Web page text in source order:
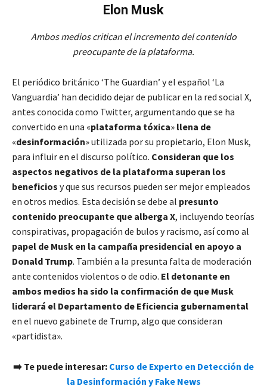
Elon Musk
Ambos medios critican el incremento del contenido
preocupante de la plataforma.
El periódico británico ‘The Guardian’ y el español ‘La
Vanguardia’ han decidido dejar de publicar en la red social X,
antes conocida como Twitter, argumentando que se ha
convertido en una «plataforma tóxica» llena de
«desinformación» utilizada por su propietario, Elon Musk,
para influir en el discurso político. Consideran que los
aspectos negativos de la plataforma superan los
beneficios y que sus recursos pueden ser mejor empleados
en otros medios. Esta decisión se debe al presunto
contenido preocupante que alberga X, incluyendo teorías
conspirativas, propagación de bulos y racismo, así como al
papel de Musk en la campaña presidencial en apoyo a
Donald Trump. También a la presunta falta de moderación
ante contenidos violentos o de odio. El detonante en
ambos medios ha sido la confirmación de que Musk
liderará el Departamento de Eficiencia gubernamental
en el nuevo gabinete de Trump, algo que consideran
«partidista».
➡️ Te puede interesar: Curso de Experto en Detección de
la Desinformación y Fake News